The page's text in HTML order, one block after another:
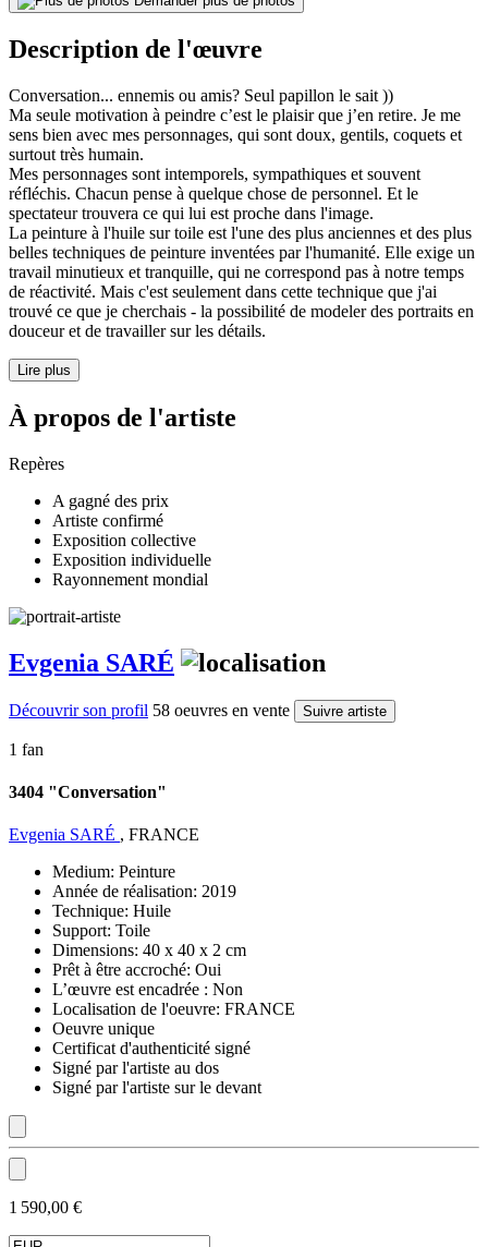
Description de l'œuvre
Conversation... ennemis ou amis? Seul papillon le sait ))
Ma seule motivation à peindre c’est le plaisir que j’en retire. Je me
sens bien avec mes personnages, qui sont doux, gentils, coquets et
surtout très humain.
Mes personnages sont intemporels, sympathiques et souvent
réfléchis. Chacun pense à quelque chose de personnel. Et le
spectateur trouvera ce qui lui est proche dans l'image.
La peinture à l'huile sur toile est l'une des plus anciennes et des plus
belles techniques de peinture inventées par l'humanité. Elle exige un
travail minutieux et tranquille, qui ne correspond pas à notre temps
de réactivité. Mais c'est seulement dans cette technique que j'ai
trouvé ce que je cherchais - la possibilité de modeler des portraits en
douceur et de travailler sur les détails.
Lire plus
À propos de l'artiste
Repères
A gagné des prix
Artiste confirmé
Exposition collective
Exposition individuelle
Rayonnement mondial
Evgenia SARÉ
Découvrir son profil 58 oeuvres en vente Suivre artiste
1 fan
3404 "Conversation"
Evgenia SARÉ , FRANCE
Medium: Peinture
Année de réalisation: 2019
Technique: Huile
Support: Toile
Dimensions: 40 x 40 x 2 cm
Prêt à être accroché: Oui
L’œuvre est encadrée : Non
Localisation de l'oeuvre: FRANCE
Oeuvre unique
Certificat d'authenticité signé
Signé par l'artiste au dos
Signé par l'artiste sur le devant
1 590,00 €